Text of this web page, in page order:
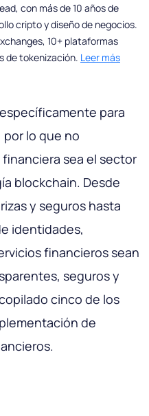
con más de 10 años de
cripto y diseño de negocios.
10+ plataformas
de tokenización. Leer más
para
lo que no
sea el sector
blockchain. Desde
y seguros hasta
identidades,
financieros sean
seguros y
cinco de los
de